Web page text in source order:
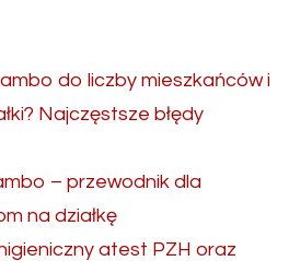
do liczby mieszkańców i
Najczęstsze błędy
– przewodnik dla
na działkę
atest PZH oraz